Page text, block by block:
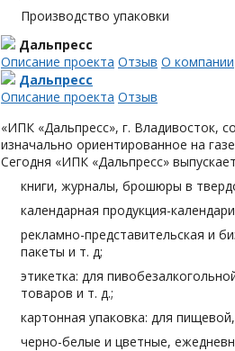
Производство упаковки
Дальпресс
Описание проекта Отзыв О компании
Дальпресс
Описание проекта Отзыв
«ИПК «Дальпресс», г. Владивосток,
изначально ориентированное на
Сегодня «ИПК «Дальпресс»
книги, журналы, брошюры в
календарная продукция-
рекламно-представительская и
пакеты и т. д;
этикетка: для
товаров и т. д.;
картонная упаковка: для
черно-белые и цветные,